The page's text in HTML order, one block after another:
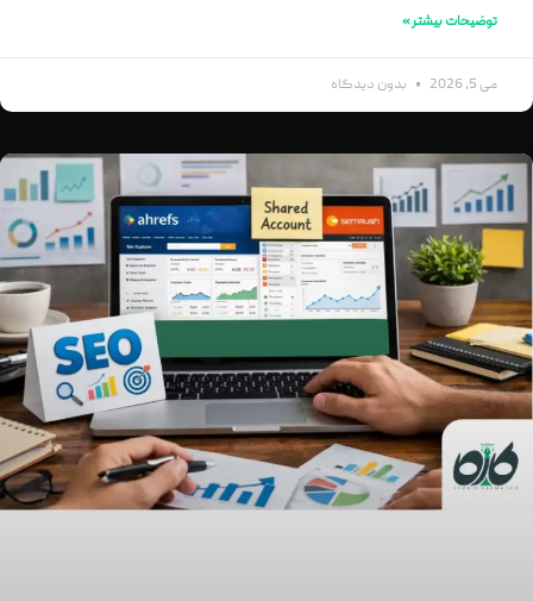
توضیحات بیشتر »
می 5, 2026 بدون دیدگاه